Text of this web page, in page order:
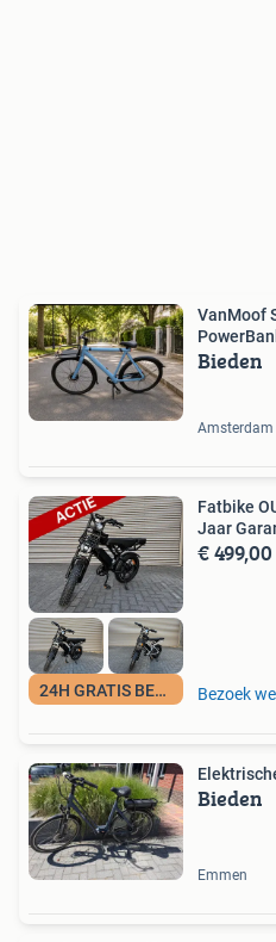
VanMoof
Bieden
Amsterdam
24H GRATIS BEZORGD
Fatbike
Jaar
€ 499,00
Bezoek
Bieden
Emmen